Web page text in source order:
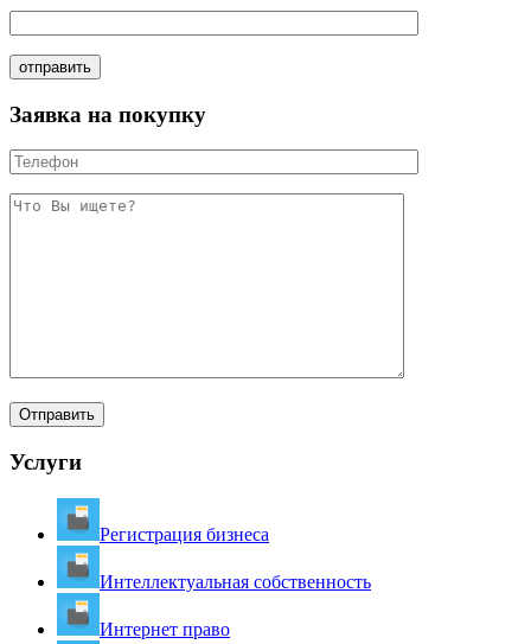
Заявка на покупку
Услуги
Регистрация бизнеса
Интеллектуальная собственность
Интернет право